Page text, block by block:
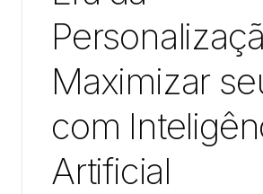
Maximizar
com
Artificial